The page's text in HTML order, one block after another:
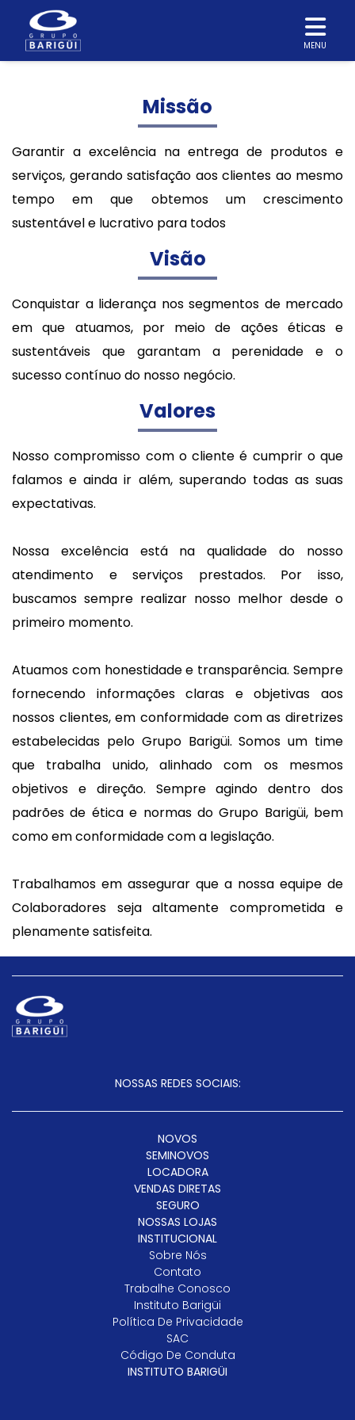
MENU
Missão
Garantir a excelência na entrega de produtos e
serviços, gerando satisfação aos clientes ao mesmo
tempo em que obtemos um crescimento
sustentável e lucrativo para todos
Visão
Conquistar a liderança nos segmentos de mercado
em que atuamos, por meio de ações éticas e
sustentáveis que garantam a perenidade e o
sucesso contínuo do nosso negócio.
Valores
Nosso compromisso com o cliente é cumprir o que
falamos e ainda ir além, superando todas as suas
expectativas.
Nossa excelência está na qualidade do nosso
atendimento e serviços prestados. Por isso,
buscamos sempre realizar nosso melhor desde o
primeiro momento.
Atuamos com honestidade e transparência. Sempre
fornecendo informações claras e objetivas aos
nossos clientes, em conformidade com as diretrizes
estabelecidas pelo Grupo Barigüi. Somos um time
que trabalha unido, alinhado com os mesmos
objetivos e direção. Sempre agindo dentro dos
padrões de ética e normas do Grupo Barigüi, bem
como em conformidade com a legislação.
Trabalhamos em assegurar que a nossa equipe de
Colaboradores seja altamente comprometida e
plenamente satisfeita.
NOSSAS REDES SOCIAIS:
NOVOS
SEMINOVOS
LOCADORA
VENDAS DIRETAS
SEGURO
NOSSAS LOJAS
INSTITUCIONAL
Sobre Nós
Contato
Trabalhe Conosco
Instituto Barigüi
Política De Privacidade
SAC
Código De Conduta
INSTITUTO BARIGÜI